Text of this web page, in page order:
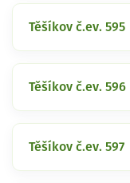
Těšíkov č.ev. 595
Těšíkov č.ev. 596
Těšíkov č.ev. 597